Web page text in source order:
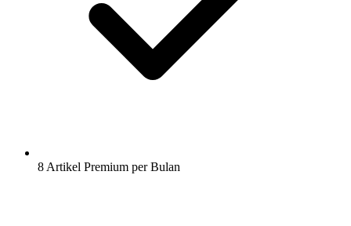
8 Artikel Premium per Bulan